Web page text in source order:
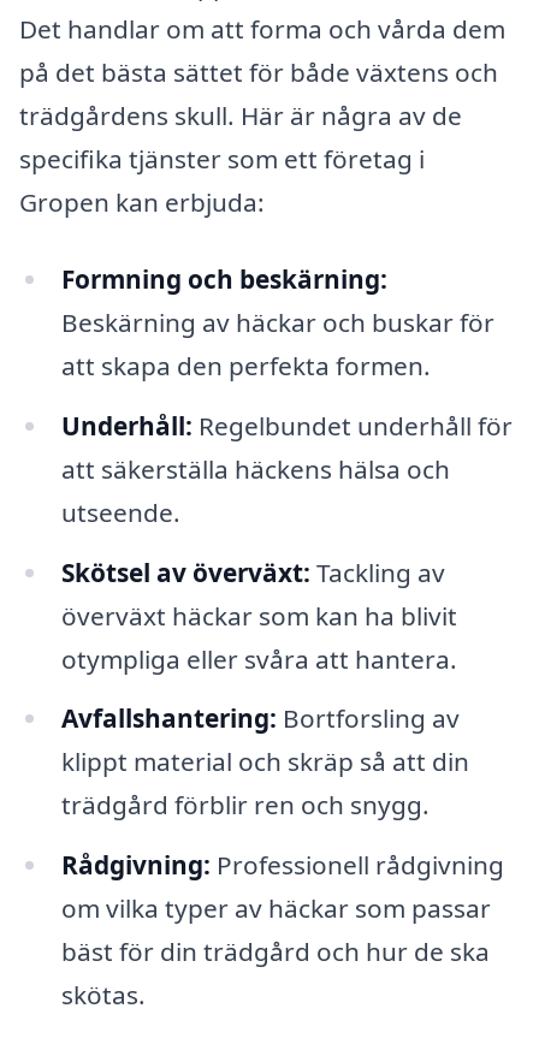
Det handlar om att forma och vårda dem
på det bästa sättet för både växtens och
trädgårdens skull. Här är några av de
specifika tjänster som ett företag i
Gropen kan erbjuda:
Formning och beskärning:
Beskärning av häckar och buskar för
att skapa den perfekta formen.
Underhåll: Regelbundet underhåll för
att säkerställa häckens hälsa och
utseende.
Skötsel av överväxt: Tackling av
överväxt häckar som kan ha blivit
otympliga eller svåra att hantera.
Avfallshantering: Bortforsling av
klippt material och skräp så att din
trädgård förblir ren och snygg.
Rådgivning: Professionell rådgivning
om vilka typer av häckar som passar
bäst för din trädgård och hur de ska
skötas.